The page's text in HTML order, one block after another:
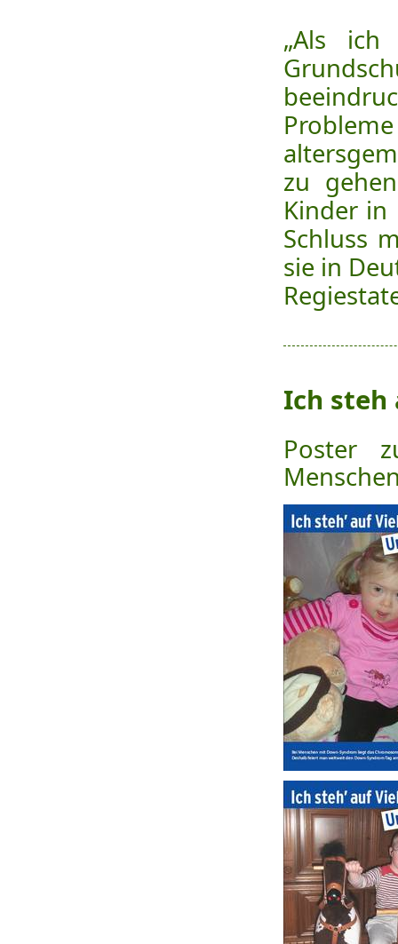
„Als
zu
Kinder in
Schluss
sie in
Ich steh
Poster